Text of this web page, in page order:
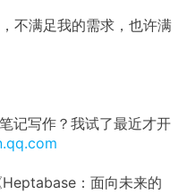
不满足我的需求，也许满
记写作？我试了最近才开
：面向未来的